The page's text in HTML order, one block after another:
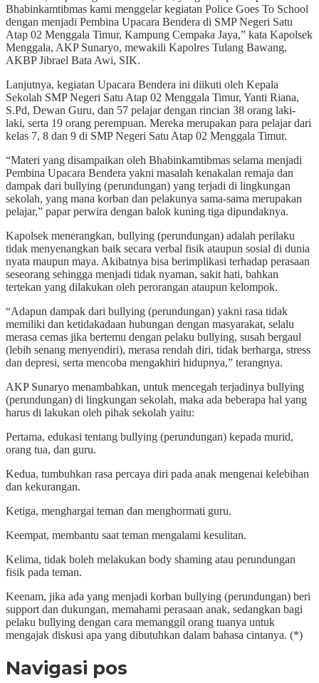
Bhabinkamtibmas kami menggelar kegiatan Police Goes To School
dengan menjadi Pembina Upacara Bendera di SMP Negeri Satu
Atap 02 Menggala Timur, Kampung Cempaka Jaya,” kata Kapolsek
Menggala, AKP Sunaryo, mewakili Kapolres Tulang Bawang,
AKBP Jibrael Bata Awi, SIK.
Lanjutnya, kegiatan Upacara Bendera ini diikuti oleh Kepala
Sekolah SMP Negeri Satu Atap 02 Menggala Timur, Yanti Riana,
S.Pd, Dewan Guru, dan 57 pelajar dengan rincian 38 orang laki-
laki, serta 19 orang perempuan. Mereka merupakan para pelajar dari
kelas 7, 8 dan 9 di SMP Negeri Satu Atap 02 Menggala Timur.
“Materi yang disampaikan oleh Bhabinkamtibmas selama menjadi
Pembina Upacara Bendera yakni masalah kenakalan remaja dan
dampak dari bullying (perundungan) yang terjadi di lingkungan
sekolah, yang mana korban dan pelakunya sama-sama merupakan
pelajar,” papar perwira dengan balok kuning tiga dipundaknya.
Kapolsek menerangkan, bullying (perundungan) adalah perilaku
tidak menyenangkan baik secara verbal fisik ataupun sosial di dunia
nyata maupun maya. Akibatnya bisa berimplikasi terhadap perasaan
seseorang sehingga menjadi tidak nyaman, sakit hati, bahkan
tertekan yang dilakukan oleh perorangan ataupun kelompok.
“Adapun dampak dari bullying (perundungan) yakni rasa tidak
memiliki dan ketidakadaan hubungan dengan masyarakat, selalu
merasa cemas jika bertemu dengan pelaku bullying, susah bergaul
(lebih senang menyendiri), merasa rendah diri, tidak berharga, stress
dan depresi, serta mencoba mengakhiri hidupnya,” terangnya.
AKP Sunaryo menambahkan, untuk mencegah terjadinya bullying
(perundungan) di lingkungan sekolah, maka ada beberapa hal yang
harus di lakukan oleh pihak sekolah yaitu:
Pertama, edukasi tentang bullying (perundungan) kepada murid,
orang tua, dan guru.
Kedua, tumbuhkan rasa percaya diri pada anak mengenai kelebihan
dan kekurangan.
Ketiga, menghargai teman dan menghormati guru.
Keempat, membantu saat teman mengalami kesulitan.
Kelima, tidak boleh melakukan body shaming atau perundungan
fisik pada teman.
Keenam, jika ada yang menjadi korban bullying (perundungan) beri
support dan dukungan, memahami perasaan anak, sedangkan bagi
pelaku bullying dengan cara memanggil orang tuanya untuk
mengajak diskusi apa yang dibutuhkan dalam bahasa cintanya. (*)
Navigasi pos